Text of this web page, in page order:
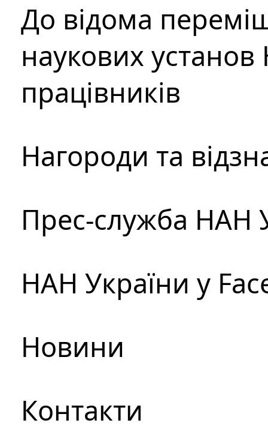
До відома
наукових установ
працівників
Нагороди та
Прес-служба НАН
НАН України у
Новини
Контакти